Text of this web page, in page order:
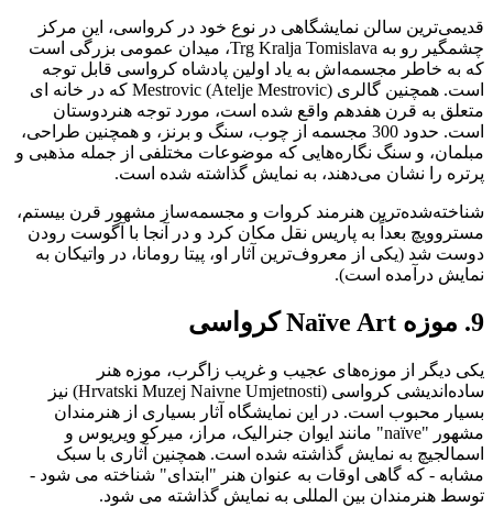
قدیمی‌ترین سالن نمایشگاهی در نوع خود در کرواسی، این مرکز
چشمگیر رو به Trg Kralja Tomislava، میدان عمومی بزرگی است
که به خاطر مجسمه‌اش به یاد اولین پادشاه کرواسی قابل توجه
است. همچنین گالری Mestrovic (Atelje Mestrovic) که در خانه ای
متعلق به قرن هفدهم واقع شده است، مورد توجه هنردوستان
است. حدود 300 مجسمه از چوب، سنگ و برنز، و همچنین طراحی،
مبلمان، و سنگ نگاره‌هایی که موضوعات مختلفی از جمله مذهبی و
پرتره را نشان می‌دهند، به نمایش گذاشته شده است.
شناخته‌شده‌ترین هنرمند کروات و مجسمه‌ساز مشهور قرن بیستم،
مستروویچ بعداً به پاریس نقل مکان کرد و در آنجا با آگوست رودن
دوست شد (یکی از معروف‌ترین آثار او، پیتا رومانا، در واتیکان به
نمایش درآمده است).
9. موزه Naïve Art کرواسی
یکی دیگر از موزه‌های عجیب و غریب زاگرب، موزه هنر
ساده‌اندیشی کرواسی (Hrvatski Muzej Naivne Umjetnosti) نیز
بسیار محبوب است. در این نمایشگاه آثار بسیاری از هنرمندان
مشهور "naïve" مانند ایوان جنرالیک، مراز، میرکو ویریوس و
اسمالجیچ به نمایش گذاشته شده است. همچنین آثاری با سبک
مشابه - که گاهی اوقات به عنوان هنر "ابتدای" شناخته می شود -
توسط هنرمندان بین المللی به نمایش گذاشته می شود.